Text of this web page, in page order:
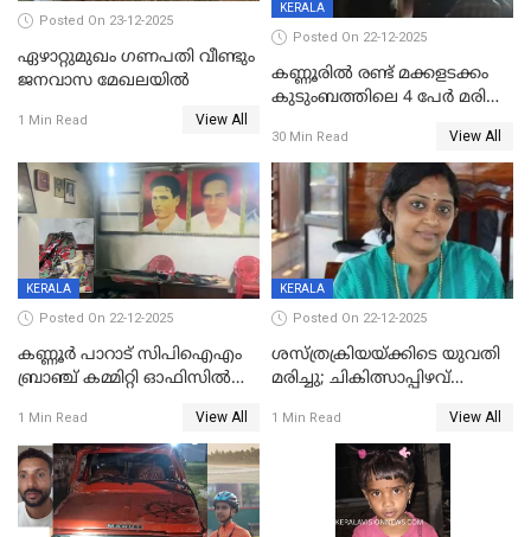
Posted On 23-12-2025
ഏഴാറ്റുമുഖം ഗണപതി വീണ്ടും
ജനവാസ മേഖലയിൽ
1 Min Read View All
KERALA
Posted On 22-12-2025
കണ്ണൂരിൽ രണ്ട് മക്കളടക്കം
കുടുംബത്തിലെ 4 പേർ മരിച്ച
30 Min Read View All
KERALA
Posted On 22-12-2025
കണ്ണൂർ പാറാട് സിപിഐഎം
ബ്രാഞ്ച് കമ്മിറ്റി ഓഫിസിൽ
ചിത്രങ്ങളടക്കം കത്തിയ
നിലയിൽ
1 Min Read View All
KERALA
Posted On 22-12-2025
ശസ്ത്രക്രിയയ്‌ക്കിടെ യുവതി
മരിച്ചു; ചികിത്സാപ്പിഴവ്
സംഭവം മാവേലിക്കരയിൽ
1 Min Read View All